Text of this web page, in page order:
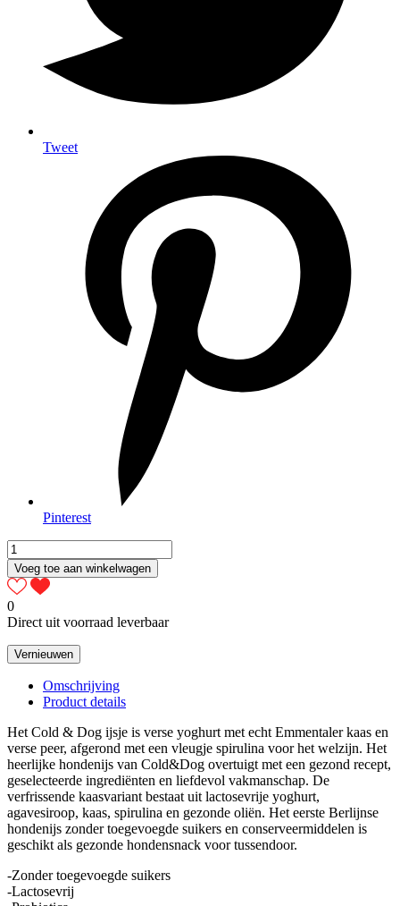
Tweet
Pinterest
Voeg toe aan winkelwagen
0
Direct uit voorraad leverbaar
Omschrijving
Product details
Het Cold & Dog ijsje is verse yoghurt met echt Emmentaler kaas en
verse peer, afgerond met een vleugje spirulina voor het welzijn. Het
heerlijke hondenijs van Cold&Dog overtuigt met een gezond recept,
geselecteerde ingrediënten en liefdevol vakmanschap. De
verfrissende kaasvariant bestaat uit lactosevrije yoghurt,
agavesiroop, kaas, spirulina en gezonde oliën. Het eerste Berlijnse
hondenijs zonder toegevoegde suikers en conserveermiddelen is
geschikt als gezonde hondensnack voor tussendoor.
-Zonder toegevoegde suikers
-Lactosevrij